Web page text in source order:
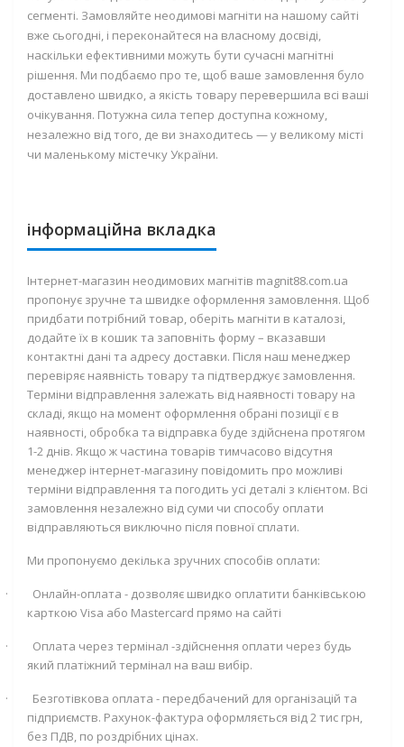
сегменті. Замовляйте неодимові магніти на нашому сайті
вже сьогодні, і переконайтеся на власному досвіді,
наскільки ефективними можуть бути сучасні магнітні
рішення. Ми подбаємо про те, щоб ваше замовлення було
доставлено швидко, а якість товару перевершила всі ваші
очікування. Потужна сила тепер доступна кожному,
незалежно від того, де ви знаходитесь — у великому місті
чи маленькому містечку України.
інформаційна вкладка
Інтернет-магазин неодимових магнітів magnit88.com.ua
пропонує зручне та швидке оформлення замовлення. Щоб
придбати потрібний товар, оберіть магніти в каталозі,
додайте їх в кошик та заповніть форму – вказавши
контактні дані та адресу доставки. Після наш менеджер
перевіряє наявність товару та підтверджує замовлення.
Терміни відправлення залежать від наявності товару на
складі, якщо на момент оформлення обрані позиції є в
наявності, обробка та відправка буде здійснена протягом
1-2 днів. Якщо ж частина товарів тимчасово відсутня
менеджер інтернет-магазину повідомить про можливі
терміни відправлення та погодить усі деталі з клієнтом. Всі
замовлення незалежно від суми чи способу оплати
відправляються виключно після повної сплати.
Ми пропонуємо декілька зручних способів оплати:
·
Онлайн-оплата - дозволяє швидко оплатити банківською
карткою Visa або Mastercard прямо на сайті
·
Оплата через термінал -здійснення оплати через будь
який платіжний термінал на ваш вибір.
·
Безготівкова оплата - передбачений для організацій та
підприємств. Рахунок-фактура оформляється від 2 тис грн,
без ПДВ, по роздрібних цінах.